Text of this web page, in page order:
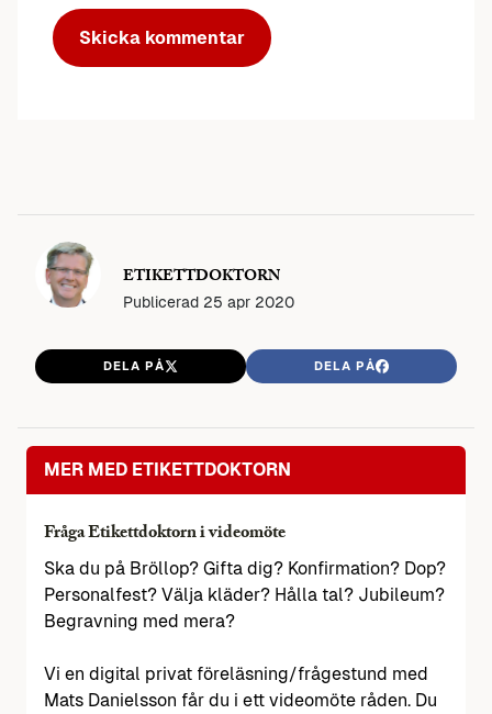
ETIKETTDOKTORN
Publicerad 25 apr 2020
DELA PÅ DELA PÅ
MER MED ETIKETTDOKTORN
Fråga Etikettdoktorn i videomöte
Ska du på Bröllop? Gifta dig? Konfirmation? Dop?
Personalfest? Välja kläder? Hålla tal? Jubileum?
Begravning med mera?
Vi en digital privat föreläsning/frågestund med
Mats Danielsson får du i ett videomöte råden. Du